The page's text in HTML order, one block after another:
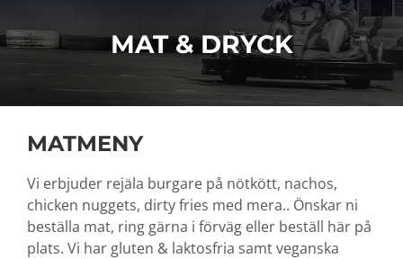
MAT & DRYCK
MATMENY
Vi erbjuder rejäla burgare på nötkött, nachos,
chicken nuggets, dirty fries med mera.. Önskar ni
beställa mat, ring gärna i förväg eller beställ här på
plats. Vi har gluten & laktosfria samt veganska